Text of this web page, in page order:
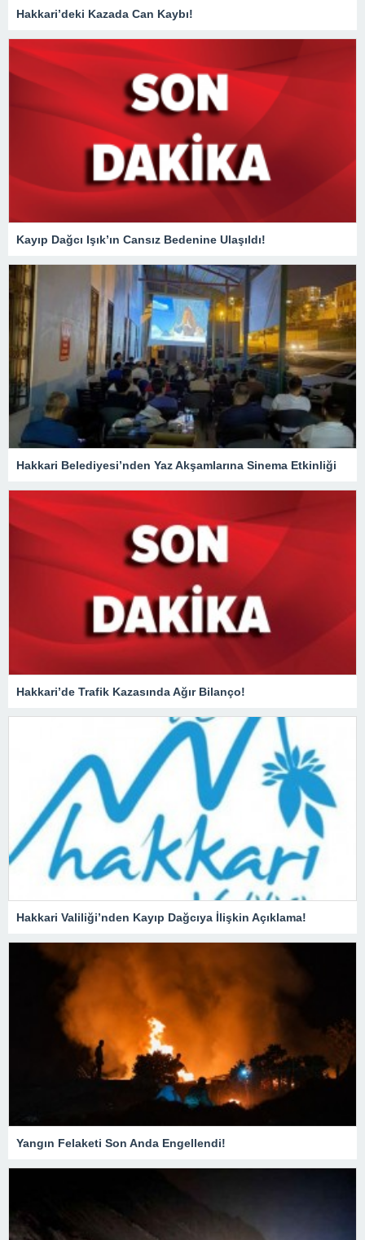
Hakkari’deki Kazada Can Kaybı!
Kayıp Dağcı Işık’ın Cansız Bedenine Ulaşıldı!
Hakkari Belediyesi’nden Yaz Akşamlarına Sinema Etkinliği
Hakkari’de Trafik Kazasında Ağır Bilanço!
Hakkari Valiliği’nden Kayıp Dağcıya İlişkin Açıklama!
Yangın Felaketi Son Anda Engellendi!